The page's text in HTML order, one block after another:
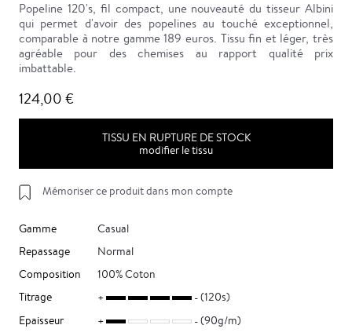
Popeline 120's, fil compact, une nouveauté du tisseur Albini
qui permet d'avoir des popelines au touché exceptionnel,
comparable à notre gamme 189 euros. Tissu fin et léger, très
agréable pour des chemises au rapport qualité prix
imbattable.
124,00 €
TISSU EN RUPTURE DE STOCK
modifier le tissu
Mémoriser ce produit dans mon compte
Gamme
Casual
Repassage
Normal
Composition
100% Coton
Titrage
(120s)
Epaisseur
(90g/m)